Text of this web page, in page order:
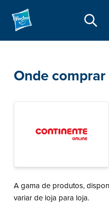
Onde comprar
A gama de produtos,
variar de loja para loja.